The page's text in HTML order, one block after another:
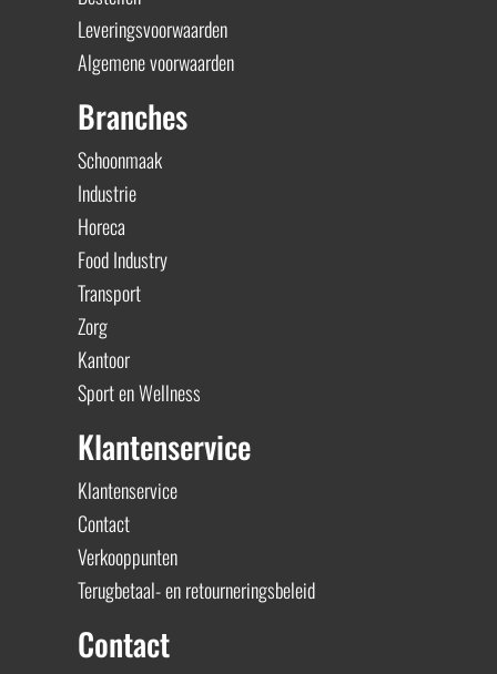
Leveringsvoorwaarden
Algemene voorwaarden
Branches
Schoonmaak
Industrie
Horeca
Food Industry
Transport
Zorg
Kantoor
Sport en Wellness
Klantenservice
Klantenservice
Contact
Verkooppunten
Terugbetaal- en retourneringsbeleid
Contact